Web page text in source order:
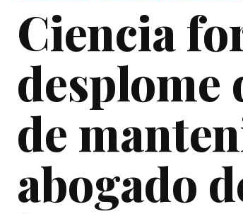
Ciencia
desplome
de
abogado